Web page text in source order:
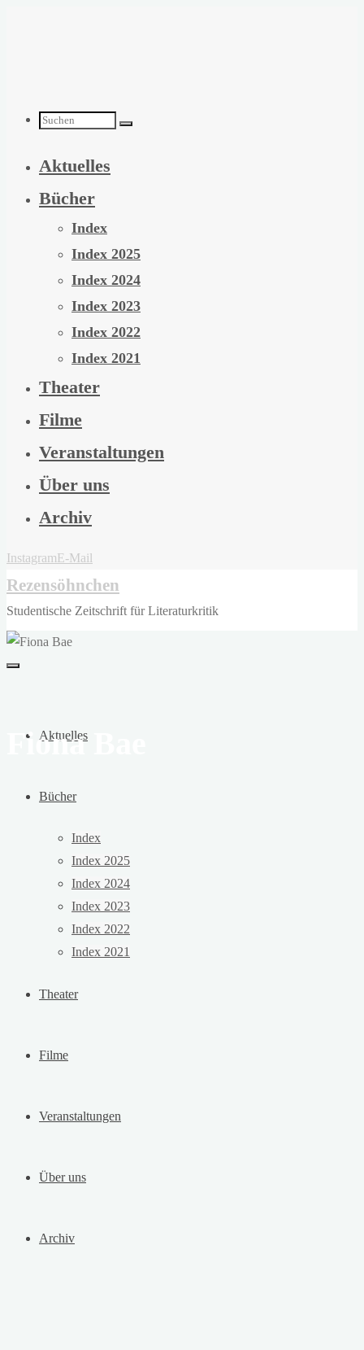
Suchen
nach:
Aktuelles
Bücher
Index
Index 2025
Index 2024
Index 2023
Index 2022
Index 2021
Theater
Filme
Veranstaltungen
Über uns
Archiv
InstagramE-Mail
Rezensöhnchen
Studentische Zeitschrift für Literaturkritik
Aktuelles
Bücher
Index
Index 2025
Index 2024
Index 2023
Index 2022
Index 2021
Theater
Filme
Veranstaltungen
Über uns
Archiv
Fiona Bae